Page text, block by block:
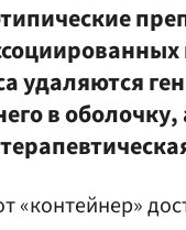
удаляются
в
«контейнер»